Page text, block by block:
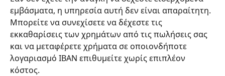
εμβάσματα, η υπηρεσία αυτή δεν είναι απαραίτητη.
Μπορείτε να συνεχίσετε να δέχεστε τις
εκκαθαρίσεις των χρημάτων από τις πωλήσεις σας
και να μεταφέρετε χρήματα σε οποιονδήποτε
λογαριασμό IBAN επιθυμείτε χωρίς επιπλέον
κόστος.